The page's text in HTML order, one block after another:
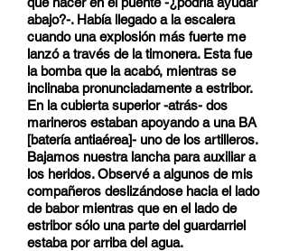
abajo?-. Había llegado a la escalera
cuando una explosión más fuerte me
lanzó a través de la timonera. Esta fue
la bomba que la acabó, mientras se
inclinaba pronunciadamente a estribor.
En la cubierta superior -atrás- dos
marineros estaban apoyando a una BA
[batería antiaérea]- uno de los artilleros.
Bajamos nuestra lancha para auxiliar a
los heridos. Observé a algunos de mis
compañeros deslizándose hacia el lado
de babor mientras que en el lado de
estribor sólo una parte del guardarriel
estaba por arriba del agua.